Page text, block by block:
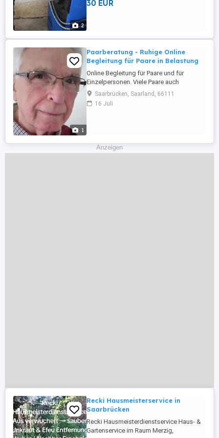
2
30 EUR
1
Paarberatung - Ruhige Online
Begleitung für Paare in Belastung
Online Begleitung für Paare und für
Einzelpersonen. Viele Paare auch
Einzelpersonen, haben nicht die Kraft, in
eine Praxis zu fahren. Online Begleitung ist
ruhig, klar und strukturiert und oft leichter,
Saarbrücken, Saarland, 66111
16 Juli
Anzeigen
Recki Hausmeisterservice in
Saarbrücken
Recki Hausmeisterdienstservice Haus- &
Gartenservice im Raum Merzig,